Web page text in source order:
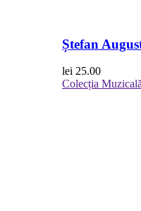
Ștefan
lei 25.00
Colecția Muzicală